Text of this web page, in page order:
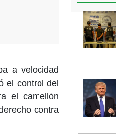
a velocidad
el control del
el camellón
contra